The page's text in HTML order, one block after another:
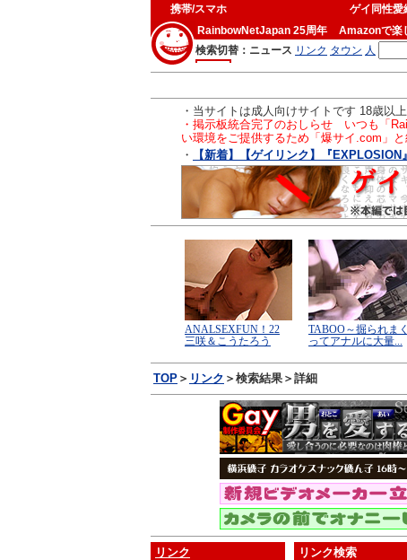
携帯/スマホ ゲイ同性愛
RainbowNetJapan 25周年
Amazonで楽
・当サイトは成人向けサイトです 18歳以
・掲示板統合完了のおしらせ いつも「
い環境をご提供するため「爆サイ.com」
・
【新着】【ゲイリンク】『
TOP ＞ リンク ＞検索結果＞詳細
リンク
リンク検索